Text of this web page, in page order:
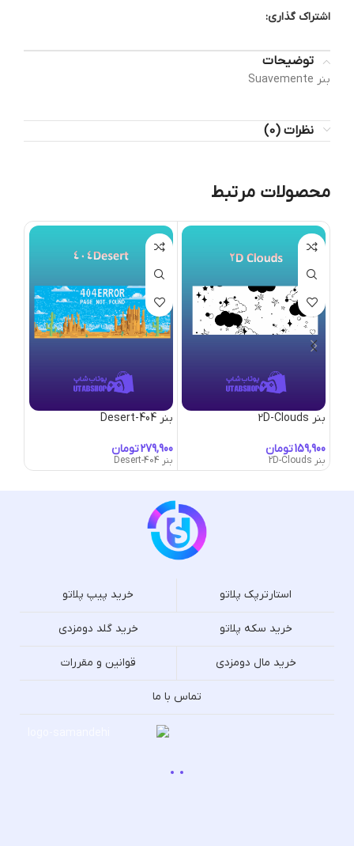
اشتراک گذاری:
توضیحات
بنر Suavemente
نظرات (0)
محصولات مرتبط
بنر 2D-Clouds
تومان
بنر 2D-Clouds
بنر 404-Desert
تومان
بنر 404-Desert
استارترپک پلاتو خرید پیپ پلاتو
خرید سکه پلاتو خرید گلد دومزدی
خرید مال دومزدی قوانین و مقررات
تماس با ما